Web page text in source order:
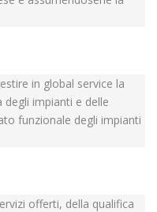
in global service la
impianti e delle
funzionale degli impianti
offerti, della qualifica